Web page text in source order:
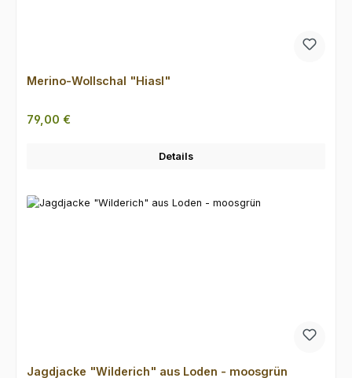
Merino-Wollschal "Hiasl"
Regulärer Preis:
79,00 €
Details
Jagdjacke "Wilderich" aus Loden - moosgrün